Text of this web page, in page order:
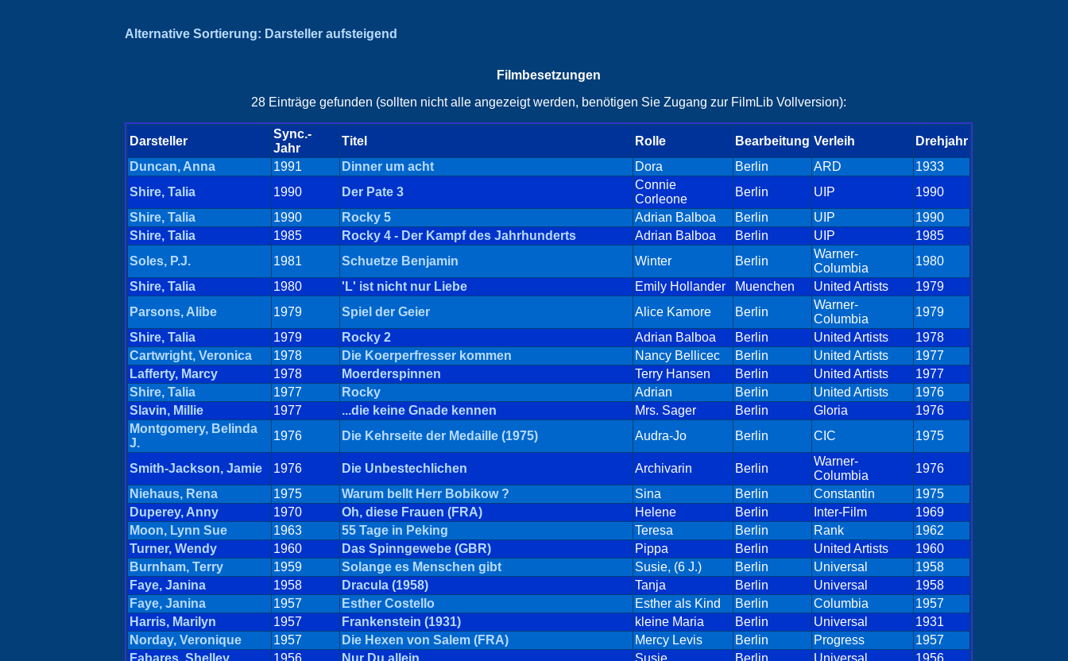
Alternative Sortierung: Darsteller aufsteigend
Filmbesetzungen
28 Einträge gefunden (sollten nicht alle angezeigt werden, benötigen Sie Zugang zur FilmLib Vollversion):
Darsteller
Sync.-
Jahr
Titel Rolle Bearbeitung Verleih
Drehjahr
Duncan, Anna
1991 Dinner um acht Dora Berlin ARD
1933
Shire, Talia
1990 Der Pate 3
Connie
Corleone
Berlin UIP
1990
Shire, Talia
1990 Rocky 5 Adrian Balboa Berlin UIP
1990
Shire, Talia
1985 Rocky 4 - Der Kampf des Jahrhunderts Adrian Balboa Berlin UIP
1985
Soles, P.J.
1981 Schuetze Benjamin Winter Berlin
Warner-
Columbia
1980
Shire, Talia
1980 'L' ist nicht nur Liebe Emily Hollander Muenchen United Artists
1979
Parsons, Alibe
1979 Spiel der Geier Alice Kamore Berlin
Warner-
Columbia
1979
Shire, Talia
1979 Rocky 2 Adrian Balboa Berlin United Artists
1978
Cartwright, Veronica
1978 Die Koerperfresser kommen Nancy Bellicec Berlin United Artists
1977
Lafferty, Marcy
1978 Moerderspinnen Terry Hansen Berlin United Artists
1977
Shire, Talia
1977 Rocky Adrian Berlin United Artists
1976
Slavin, Millie
1977 ...die keine Gnade kennen Mrs. Sager Berlin Gloria
1976
Montgomery, Belinda
J.
1976 Die Kehrseite der Medaille (1975) Audra-Jo Berlin CIC 1975
Smith-Jackson, Jamie 1976 Die Unbestechlichen Archivarin Berlin
Warner-
Columbia
1976
Niehaus, Rena
1975 Warum bellt Herr Bobikow ? Sina Berlin Constantin
1975
Duperey, Anny
1970 Oh, diese Frauen (FRA) Helene Berlin Inter-Film
1969
Moon, Lynn Sue
1963 55 Tage in Peking Teresa Berlin Rank
1962
Turner, Wendy
1960 Das Spinngewebe (GBR) Pippa Berlin United Artists
1960
Burnham, Terry
1959 Solange es Menschen gibt Susie, (6 J.) Berlin Universal
1958
Faye, Janina
1958 Dracula (1958) Tanja Berlin Universal
1958
Faye, Janina
1957 Esther Costello Esther als Kind Berlin Columbia
1957
Harris, Marilyn
1957 Frankenstein (1931) kleine Maria Berlin Universal
1931
Norday, Veronique
1957 Die Hexen von Salem (FRA) Mercy Levis Berlin Progress
1957
Fabares, Shelley
1956 Nur Du allein Susie Berlin Universal 1956